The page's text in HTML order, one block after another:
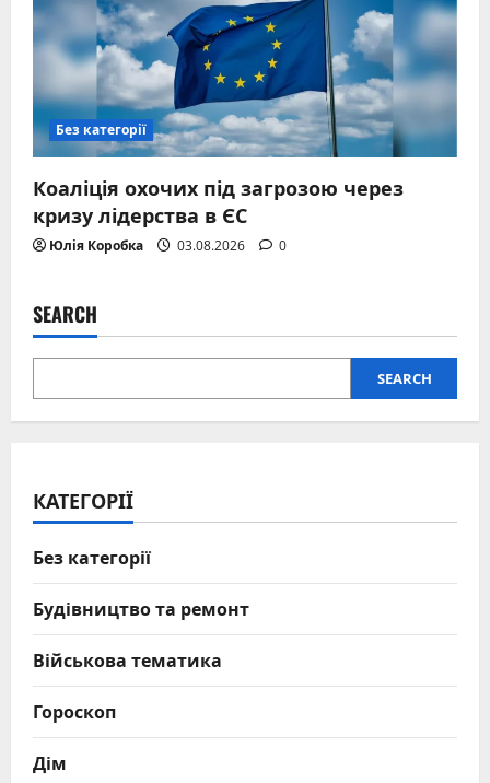
Без категорії
Коаліція охочих під загрозою через
кризу лідерства в ЄС
Юлія Коробка 03.08.2026 0
SEARCH
SEARCH
КАТЕГОРІЇ
Без категорії
Будівництво та ремонт
Військова тематика
Гороскоп
Дім